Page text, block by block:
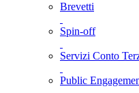
Brevetti
Spin-off
Servizi Conto
Public